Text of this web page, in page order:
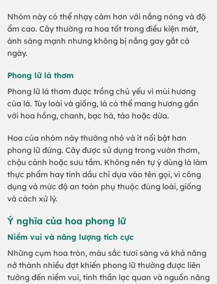
Nhóm này có thể nhạy cảm hơn với nắng nóng và độ
ẩm cao. Cây thường ra hoa tốt trong điều kiện mát,
ánh sáng mạnh nhưng không bị nắng gay gắt cả
ngày.
Phong lữ lá thơm
Phong lữ lá thơm được trồng chủ yếu vì mùi hương
của lá. Tùy loài và giống, lá có thể mang hương gần
với hoa hồng, chanh, bạc hà, táo hoặc dừa.
Hoa của nhóm này thường nhỏ và ít nổi bật hơn
phong lữ đứng. Cây được sử dụng trong vườn thơm,
chậu cảnh hoặc sưu tầm. Không nên tự ý dùng lá làm
thực phẩm hay tinh dầu chỉ dựa vào tên gọi, vì công
dụng và mức độ an toàn phụ thuộc đúng loài, giống
và cách xử lý.
Ý nghĩa của hoa phong lữ
Niềm vui và năng lượng tích cực
Những cụm hoa tròn, màu sắc tươi sáng và khả năng
nở thành nhiều đợt khiến phong lữ thường được liên
tưởng đến niềm vui, tinh thần lạc quan và nguồn năng